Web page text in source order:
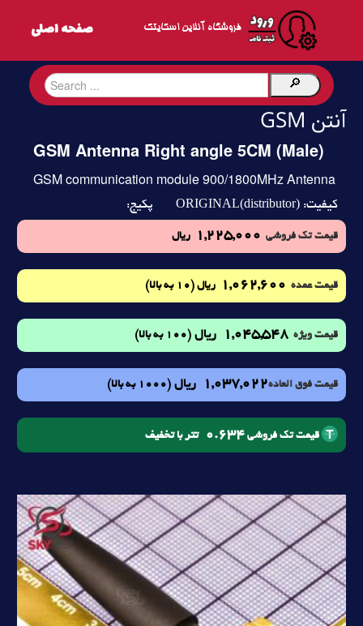
فروشگاه آنلاین اسکایتک
آنتن GSM
GSM Antenna Right angle 5CM (Male)
GSM communication module 900/1800MHz Antenna
کیفیت: ORIGINAL(distributor) پکیج:
قیمت تک فروشی 1,225,000 ریال
قیمت عمده 1,062,600 ریال (10 به بالا)
قیمت ویژه 1,045,548 ریال (100 به بالا)
قیمت فوق العاده1,037,022 ریال (1000 به بالا)
قیمت تک فروشی 0.634 تتر با تخفیف